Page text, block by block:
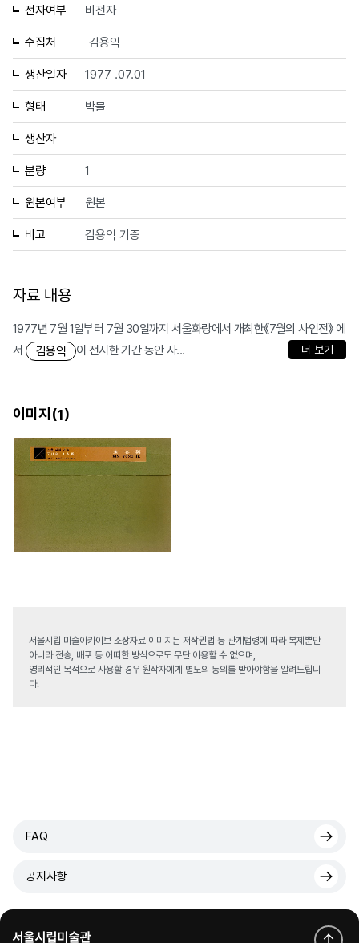
전자여부 비전자
수집처 김용익
생산일자 1977 .07.01
형태 박물
생산자
분량 1
원본여부 원본
비고 김용익 기증
자료 내용
1977년 7월 1일부터 7월 30일까지 서울화랑에서 개최한《7월의 사인전》 에
서
김용익 이 전시한 기간 동안 사... 더 보기
이미지(1)
서울시립 미술아카이브 소장자료 이미지는 저작권법 등 관계법령에 따라 복제뿐만
아니라 전송, 배포 등 어떠한 방식으로도 무단 이용할 수 없으며,
영리적인 목적으로 사용할 경우 원작자에게 별도의 동의를 받아야함을 알려드립니
다.
FAQ
공지사항